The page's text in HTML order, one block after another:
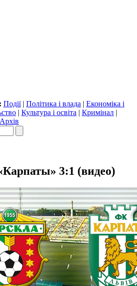
Події| Політика і влада | Економіка і
| Культура і освіта | Кримінал |
Архів
3:1 (видео)